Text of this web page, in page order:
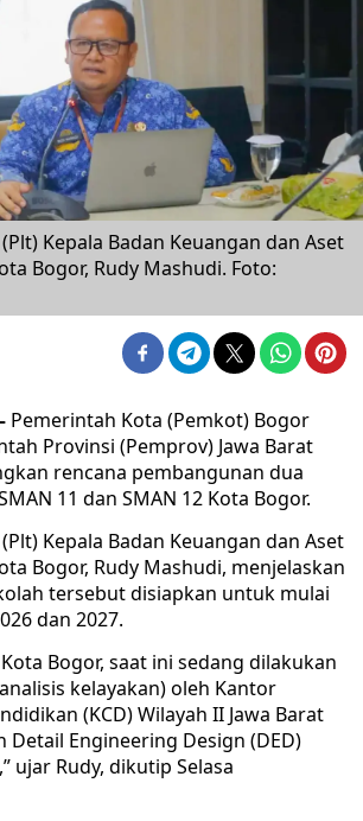
Kepala Badan Keuangan dan Aset
Bogor, Rudy Mashudi. Foto:
Pemerintah Kota (Pemkot) Bogor
Provinsi (Pemprov) Jawa Barat
rencana pembangunan dua
11 dan SMAN 12 Kota Bogor.
Kepala Badan Keuangan dan Aset
Bogor, Rudy Mashudi, menjelaskan
tersebut disiapkan untuk mulai
dan 2027.
Bogor, saat ini sedang dilakukan
kelayakan) oleh Kantor
(KCD) Wilayah II Jawa Barat
Detail Engineering Design (DED)
ujar Rudy, dikutip Selasa